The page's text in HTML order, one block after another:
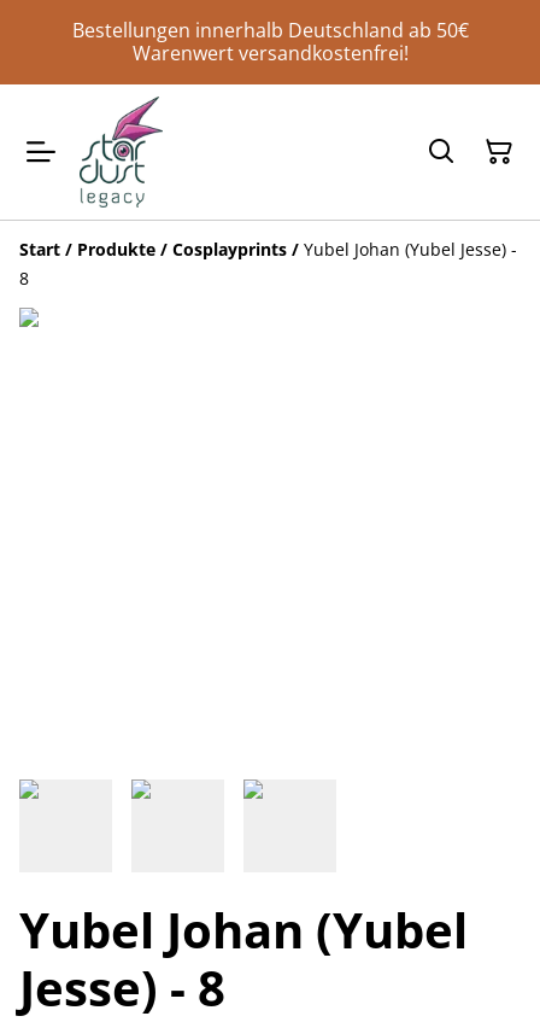
Bestellungen innerhalb Deutschland ab 50€
Warenwert versandkostenfrei!
Start / Produkte / Cosplayprints / Yubel Johan (Yubel Jesse) -
8
Yubel Johan (Yubel
Jesse) - 8